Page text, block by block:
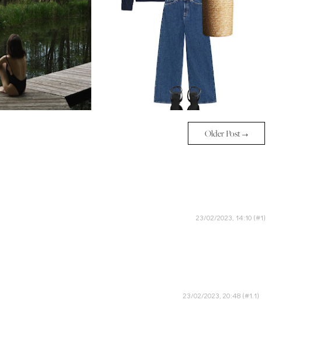
Older Post →
23/02/2023, 14:10
23/02/2023, 20:48